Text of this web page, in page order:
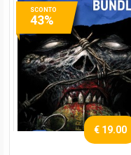
€ 19.00
SCONTO
43%